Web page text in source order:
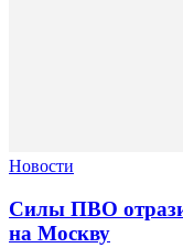
Новости
Силы ПВО
на Москву